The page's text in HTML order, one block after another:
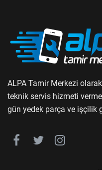
ALPA Tamir Merkezi
teknik servis hizmeti
gün yedek parça ve işçilik